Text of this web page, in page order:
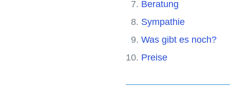
Beratung
Sympathie
Was gibt es noch?
Preise